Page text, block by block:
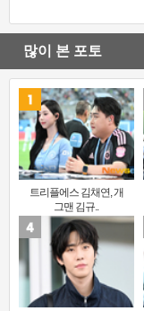
많이 본 포토
트리플에스 김채연, 개
그맨 김규..